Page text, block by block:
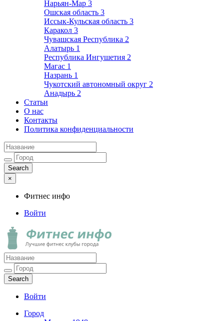
Нарьян-Мар 3
Ошская область 3
Иссык-Кульская область 3
Каракол 3
Чувашская Республика 2
Алатырь 1
Республика Ингушетия 2
Магас 1
Назрань 1
Чукотский автономный округ 2
Анадырь 2
Статьи
О нас
Контакты
Политика конфиденциальности
×
Фитнес инфо
Войти
Фитнес инфо
Лучшие фитнес клубы города
Войти
Город